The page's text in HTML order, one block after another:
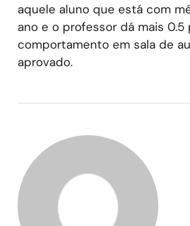
aquele aluno que está com
ano e o professor dá mais 0.5
comportamento em sala de
aprovado.